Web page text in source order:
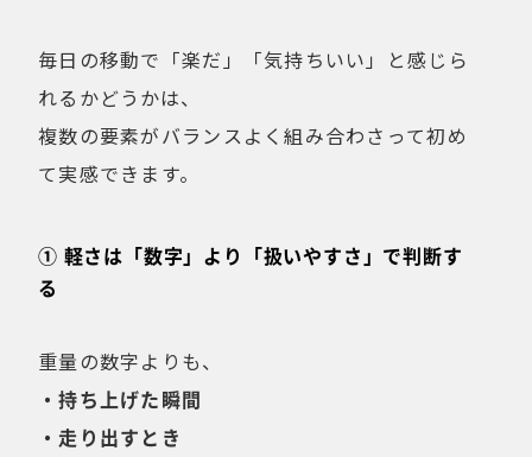
毎日の移動で「楽だ」「気持ちいい」と感じら
れるかどうかは、
複数の要素がバランスよく組み合わさって初め
て実感できます。
① 軽さは「数字」より「扱いやすさ」で判断す
る
重量の数字よりも、
・持ち上げた瞬間
・走り出すとき